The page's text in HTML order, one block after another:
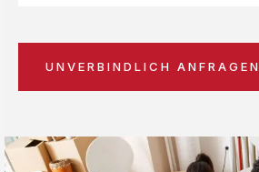
UNVERBINDLICH ANFRAGEN